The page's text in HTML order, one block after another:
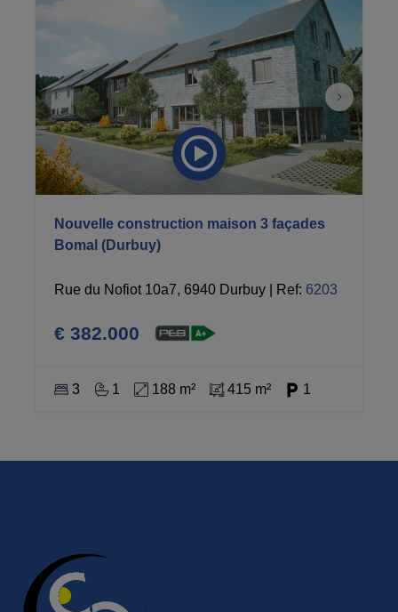
Nouvelle construction maison 3 façades
Bomal (Durbuy)
Rue du Nofiot 10a7, 6940 Durbuy Ref: 6203
€ 382.000
3 1 188 m² 415 m² 1